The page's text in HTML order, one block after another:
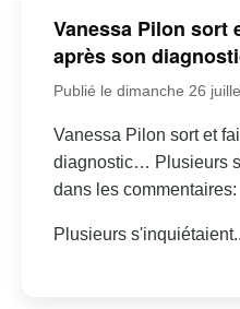
Vanessa Pilon sort
après son
Publié le dimanche 26
Vanessa Pilon sort et
diagnostic… Plusieurs
dans les commentaires:
Plusieurs